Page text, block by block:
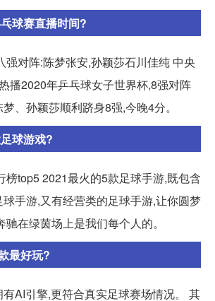
球赛直播时间?
强对阵:陈梦张安,孙颖莎石川佳纯 中央
播2020年乒乓球女子世界杯,8强对阵
、孙颖莎顺利跻身8强,今晚4分。
球游戏?
榜top5 2021最火的5款足球手游,既包含
手游,又有经营类的足球手游,让你圆梦
在绿茵场上是我们每个人的。
最好玩?
AI引擎,更符合真实足球赛场情况。 其